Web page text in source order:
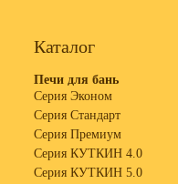
Каталог
Печи для бань
Серия Эконом
Серия Стандарт
Серия Премиум
Серия КУТКИН 4.0
Серия КУТКИН 5.0